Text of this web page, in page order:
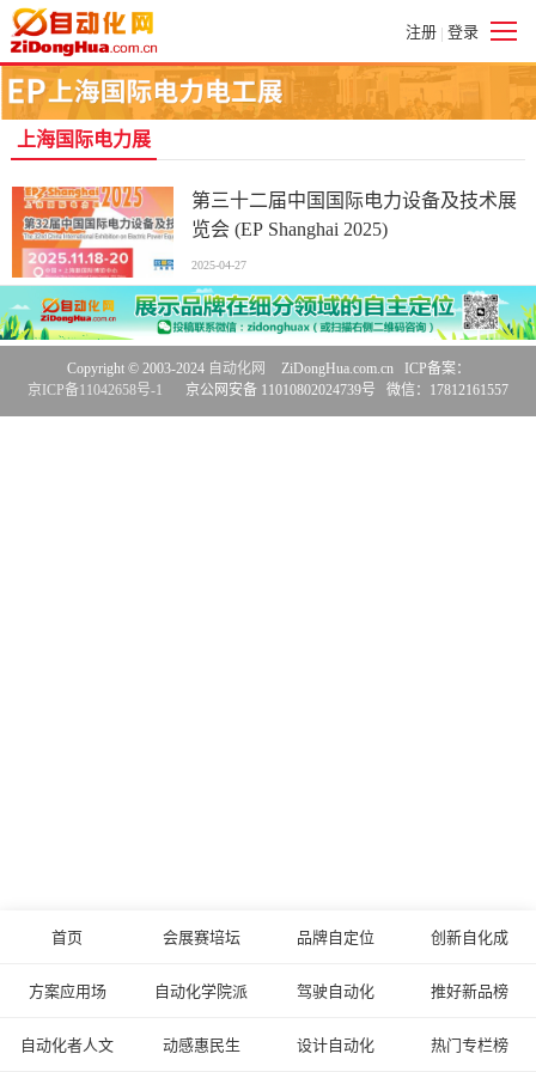
注册 | 登录
上海国际电力展
第三十二届中国国际电力设备及技术展
览会 (EP Shanghai 2025)
2025-04-27
首页 会展赛培坛 品牌自定位 创新自化成
方案应用场 自动化学院派 驾驶自动化 推好新品榜
自动化者人文 动感惠民生 设计自动化 热门专栏榜
Copyright © 2003-2024 自动化网
ZiDongHua.com.cn ICP备案：
京ICP备11042658号-1
京公网安备 11010802024739号 微信：17812161557